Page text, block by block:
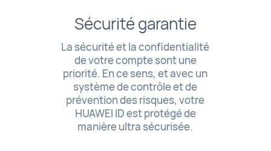
Sécurité garantie
La sécurité et la confidentialité
de votre compte sont une
priorité. En ce sens, et avec un
système de contrôle et de
prévention des risques, votre
HUAWEI ID est protégé de
manière ultra sécurisée.